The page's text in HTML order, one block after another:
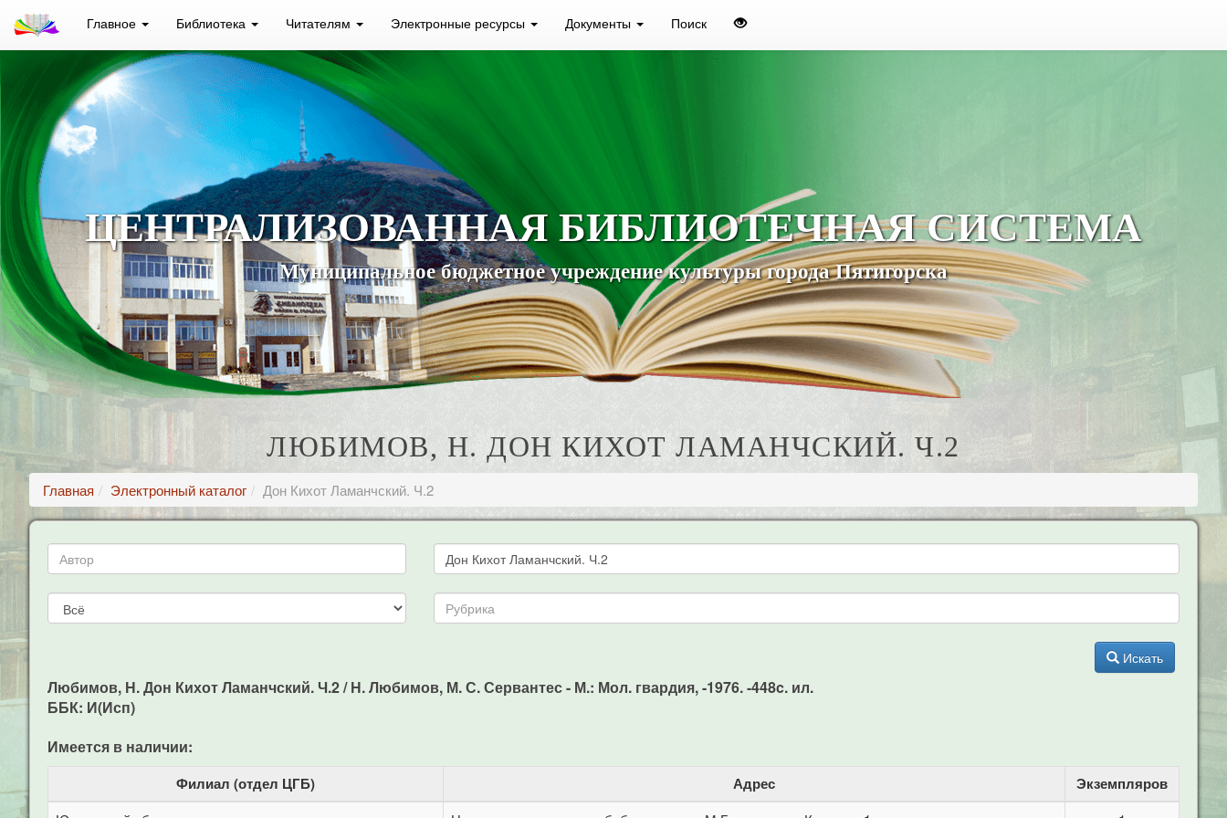
Главное Библиотека Читателям Электронные ресурсы Документы Поиск
ЦЕНТРАЛИЗОВАННАЯ БИБЛИОТЕЧНАЯ СИСТЕМА
Муниципальное бюджетное учреждение культуры города Пятигорска
ЛЮБИМОВ, Н. ДОН КИХОТ ЛАМАНЧСКИЙ. Ч.2
Главная Электронный каталог Дон Кихот Ламанчский. Ч.2
Искать
Любимов, Н. Дон Кихот Ламанчский. Ч.2 / Н. Любимов, М. С. Сервантес - М.: Мол. гвардия, -1976. -448c. ил.
ББК: И(Исп)
Имеется в наличии:
Филиал (отдел ЦГБ) Адрес Экземпляров